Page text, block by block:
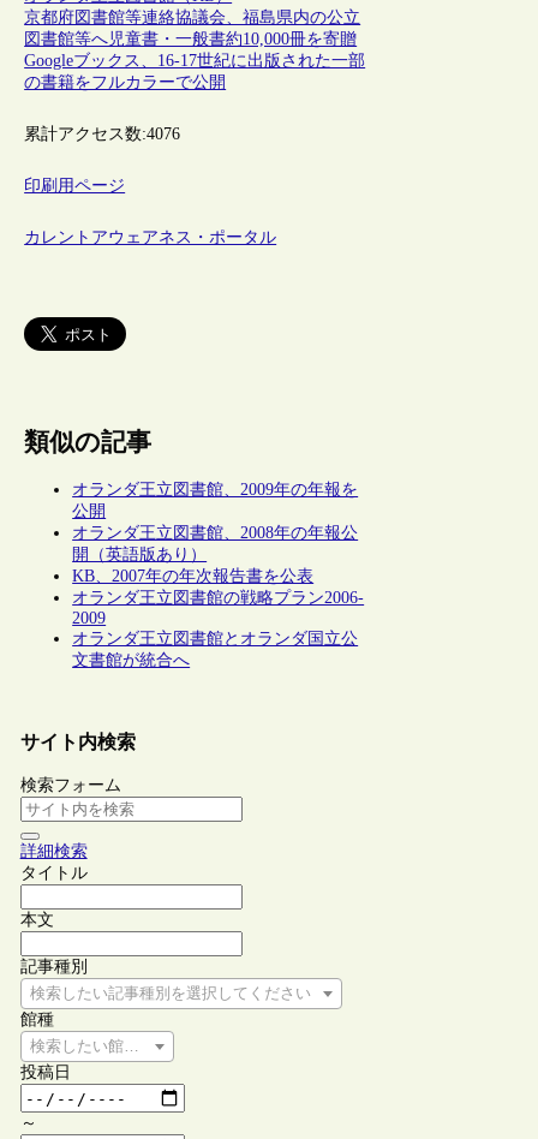
京都府図書館等連絡協議会、福島県内の公立
図書館等へ児童書・一般書約10,000冊を寄贈
Googleブックス、16-17世紀に出版された一部
の書籍をフルカラーで公開
累計アクセス数:4076
印刷用ページ
カレントアウェアネス・ポータル
類似の記事
オランダ王立図書館、2009年の年報を
公開
オランダ王立図書館、2008年の年報公
開（英語版あり）
KB、2007年の年次報告書を公表
オランダ王立図書館の戦略プラン2006-
2009
オランダ王立図書館とオランダ国立公
文書館が統合へ
サイト内検索
検索フォーム
詳細検索
タイトル
本文
記事種別
検索したい記事種別を選択してください
館種
検索したい館種を選択してください
投稿日
～